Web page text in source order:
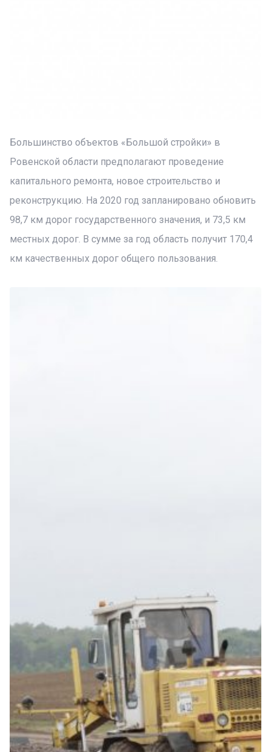
Большинство объектов «Большой стройки» в
Ровенской области предполагают проведение
капитального ремонта, новое строительство и
реконструкцию. На 2020 год запланировано обновить
98,7 км дорог государственного значения, и 73,5 км
местных дорог. В сумме за год область получит 170,4
км качественных дорог общего пользования.